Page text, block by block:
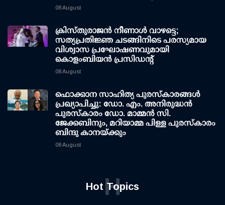
08 August
ക്രിസ്തുരാജൻ നീണാൾ വാഴട്ടെ;
സത്യപ്രതിജ്ഞ ചടങ്ങിനിടെ പരസ്യമായ
വിശ്വാസ പ്രഘോഷണവുമായി
കൊളംബിയൻ പ്രസിഡന്റ്
08 August
ഫൊക്കാന സാഹിത്യ പുരസ്‌കാരങ്ങള്‍
പ്രഖ്യാപിച്ചു: ഡോ. എം. അനിരുദ്ധന്‍
പുരസ്‌കാരം ഡോ. മാമ്മന്‍ സി.
ജേക്കബിനും, മറിയാമ്മ പിള്ള പുരസ്‌കാരം
ബിന്ദു കാനയ്ക്കും
08 August
Hot Topics
H